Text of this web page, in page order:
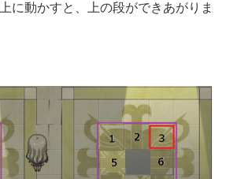
に動かすと、上の段ができあがりま